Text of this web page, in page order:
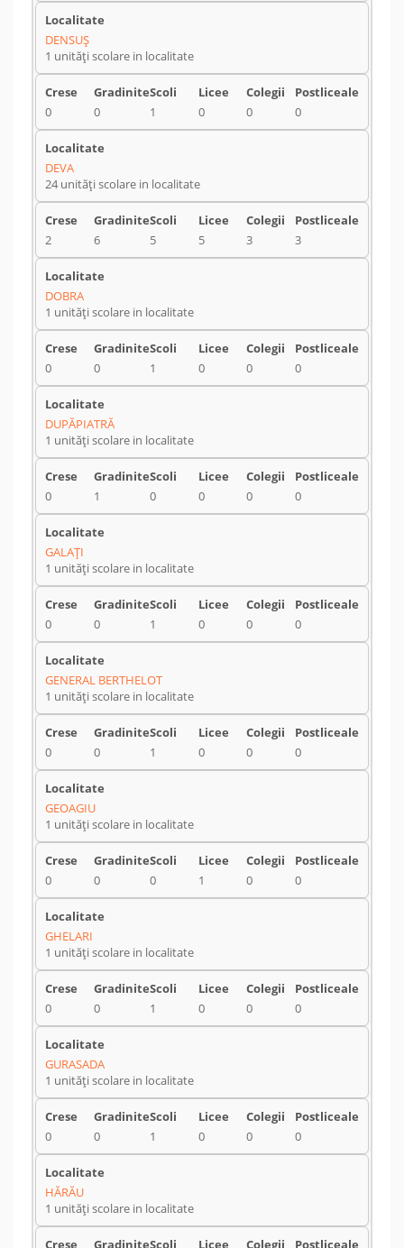
DENSUŞ
1 unități scolare in localitate
0 0 1 0 0 0
DEVA
24 unități scolare in localitate
2 6 5 5 3 3
DOBRA
1 unități scolare in localitate
0 0 1 0 0 0
DUPĂPIATRĂ
1 unități scolare in localitate
0 1 0 0 0 0
GALAŢI
1 unități scolare in localitate
0 0 1 0 0 0
GENERAL BERTHELOT
1 unități scolare in localitate
0 0 1 0 0 0
GEOAGIU
1 unități scolare in localitate
0 0 0 1 0 0
GHELARI
1 unități scolare in localitate
0 0 1 0 0 0
GURASADA
1 unități scolare in localitate
0 0 1 0 0 0
HĂRĂU
1 unități scolare in localitate